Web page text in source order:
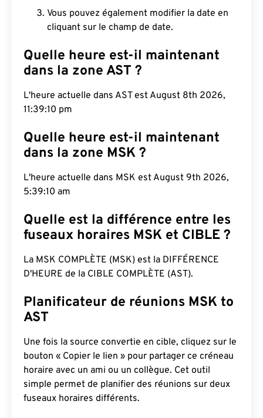
Vous pouvez également modifier la date en
cliquant sur le champ de date.
Quelle heure est-il maintenant
dans la zone AST ?
L'heure actuelle dans AST est August 8th 2026,
11:39:11 pm
Quelle heure est-il maintenant
dans la zone MSK ?
L'heure actuelle dans MSK est August 9th 2026,
5:39:11 am
Quelle est la différence entre les
fuseaux horaires MSK et CIBLE ?
La MSK COMPLÈTE (MSK) est la DIFFÉRENCE
D'HEURE de la CIBLE COMPLÈTE (AST).
Planificateur de réunions MSK to
AST
Une fois la source convertie en cible, cliquez sur le
bouton « Copier le lien » pour partager ce créneau
horaire avec un ami ou un collègue. Cet outil
simple permet de planifier des réunions sur deux
fuseaux horaires différents.